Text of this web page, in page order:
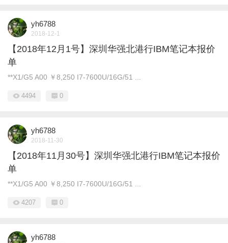
yh6788
2018-12-1
【2018年12月1号】深圳华强北港行IBM笔记本报价
单
**X1/G5 A00 ￥8,250 I7-7600U/16G/51 ...
4494 0
yh6788
2018-11-30
【2018年11月30号】深圳华强北港行IBM笔记本报价
单
**X1/G5 A00 ￥8,250 I7-7600U/16G/51 ...
4207 0
yh6788